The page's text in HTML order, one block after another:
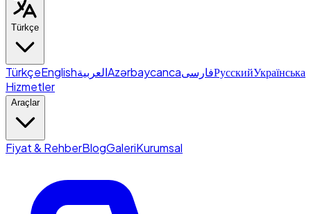
Türkçe
TürkçeEnglishالعربيةAzərbaycancaفارسیРусскийУкраїнська
Hizmetler
Araçlar
Fiyat & RehberBlogGaleriKurumsal